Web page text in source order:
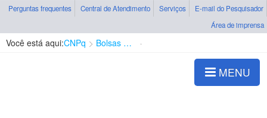
Perguntas frequentes Central de Atendimento Serviços
E-mail do Pesquisador
Área de imprensa
Você está aqui:CNPq Bolsas e Auxílios Vigentes
MENU